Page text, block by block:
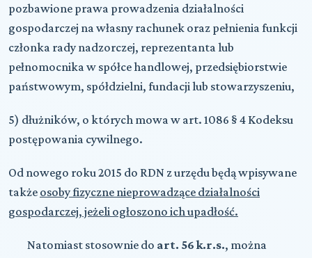
pozbawione prawa prowadzenia działalności
gospodarczej na własny rachunek oraz pełnienia funkcji
członka rady nadzorczej, reprezentanta lub
pełnomocnika w spółce handlowej, przedsiębiorstwie
państwowym, spółdzielni, fundacji lub stowarzyszeniu,
5) dłużników, o których mowa w art. 1086 § 4 Kodeksu
postępowania cywilnego.
Od nowego roku 2015 do RDN z urzędu będą wpisywane
także osoby fizyczne nieprowadzące działalności
gospodarczej, jeżeli ogłoszono ich upadłość.
Natomiast stosownie do art. 56 k.r.s., można